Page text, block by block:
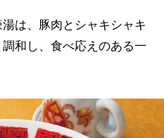
は、豚肉とシャキシャキ
和し、食べ応えのある一